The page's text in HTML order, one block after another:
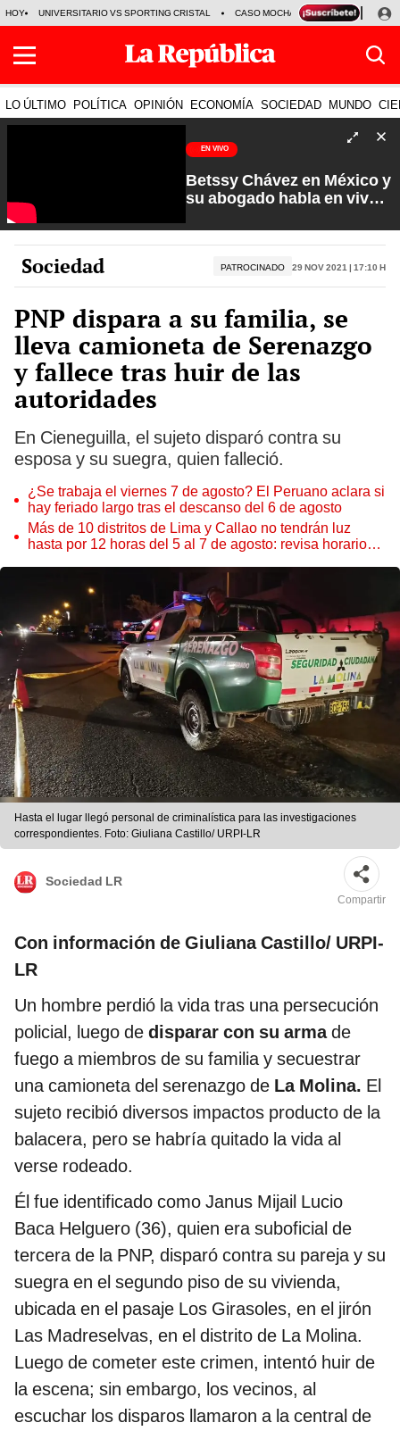
HOY UNIVERSITARIO VS SPORTING CRISTAL CASO MOCHASUELDOS
LO ÚLTIMO POLÍTICA OPINIÓN ECONOMÍA SOCIEDAD MUNDO
EN VIVO
Betssy Chávez en México y
su abogado habla en vivo |
Carlos Cornejo
Sociedad PATROCINADO 29 Nov 2021 | 17:10 h
PNP dispara a su familia, se
lleva camioneta de Serenazgo
y fallece tras huir de las
autoridades
En Cieneguilla, el sujeto disparó contra su
esposa y su suegra, quien falleció.
¿Se trabaja el viernes 7 de agosto? El Peruano aclara si
hay feriado largo tras el descanso del 6 de agosto
Más de 10 distritos de Lima y Callao no tendrán luz
hasta por 12 horas del 5 al 7 de agosto: revisa horarios y
Hasta el lugar llegó personal de criminalística para las investigaciones
correspondientes. Foto: Giuliana Castillo/ URPI-LR
Sociedad LR
Compartir
Con información de Giuliana Castillo/ URPI-
LR
Un hombre perdió la vida tras una persecución
policial, luego de disparar con su armade
fuego a miembros de su familia y secuestrar
una camioneta del serenazgo de La Molina. El
sujeto recibió diversos impactos producto de la
balacera, pero se habría quitado la vida al
verse rodeado.
Él fue identificado como Janus Mijail Lucio
Baca Helguero (36), quien era suboficial de
tercera de la PNP, disparó contra su pareja y su
suegra en el segundo piso de su vivienda,
ubicada en el pasaje Los Girasoles, en el jirón
Las Madreselvas, en el distrito de La Molina.
Luego de cometer este crimen, intentó huir de
la escena; sin embargo, los vecinos, al
escuchar los disparos llamaron a la central de